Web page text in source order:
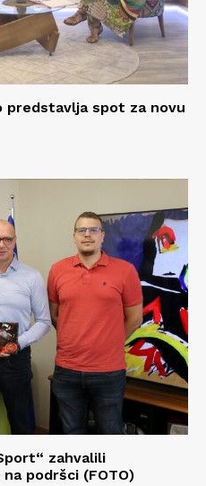
predstavlja spot za novu
zahvalili
podršci (FOTO)